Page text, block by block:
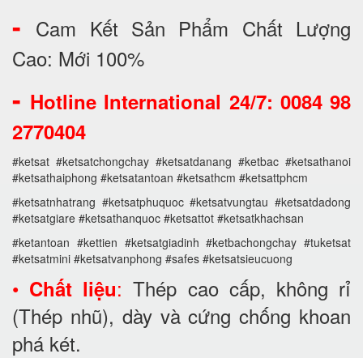
- Cam Kết Sản Phẩm Chất Lượng
Cao: Mới 100%
- Hotline International 24/7: 0084 98
2770404
#ketsat #ketsatchongchay #ketsatdanang #ketbac #ketsathanoi
#ketsathaiphong #ketsatantoan #ketsathcm #ketsattphcm
#ketsatnhatrang #ketsatphuquoc #ketsatvungtau #ketsatdadong
#ketsatgiare #ketsathanquoc #ketsattot #ketsatkhachsan
#ketantoan #kettien #ketsatgiadinh #ketbachongchay #tuketsat
#ketsatmini #ketsatvanphong #safes #ketsatsieucuong
• Chất liệu: Thép cao cấp, không rỉ
(Thép nhũ), dày và cứng chống khoan
phá két.